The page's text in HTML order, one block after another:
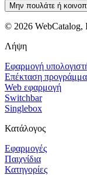
Μην πουλάτε ή
© 2026 WebCatalog,
Λήψη
Εφαρμογή
Επέκταση
Web εφαρμογή
Switchbar
Singlebox
Κατάλογος
Εφαρμογές
Παιχνίδια
Κατηγορίες